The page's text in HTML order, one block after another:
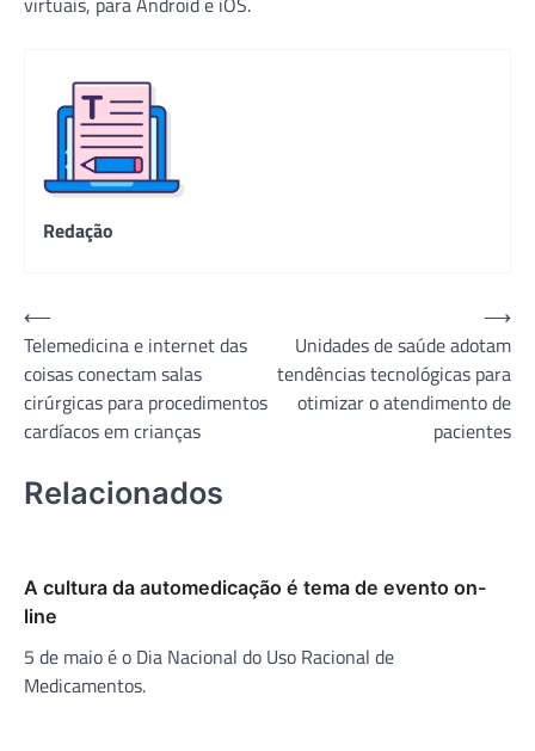
Redação
Navegação
de
Post
⟵
Telemedicina e internet das
coisas conectam salas
cirúrgicas para procedimentos
cardíacos em crianças
Unidades de saúde adotam
tendências tecnológicas para
otimizar o atendimento de
pacientes
⟶
Relacionados
A cultura da automedicação é tema de evento on-
line
5 de maio é o Dia Nacional do Uso Racional de
Medicamentos.